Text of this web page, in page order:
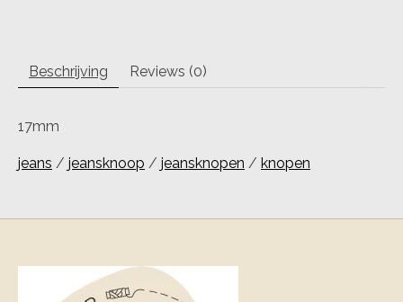
Beschrijving Reviews (0)
17mm
jeans / jeansknoop / jeansknopen / knopen